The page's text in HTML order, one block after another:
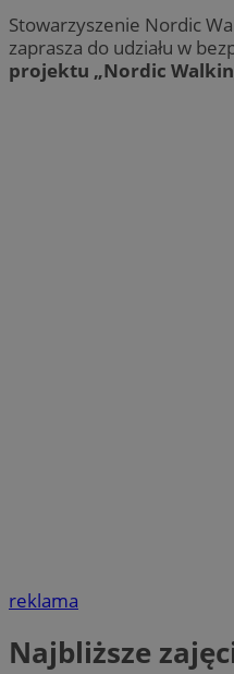
Stowarzyszenie Nordic
zaprasza do udziału w
projektu „Nordic
reklama
Najbliższe